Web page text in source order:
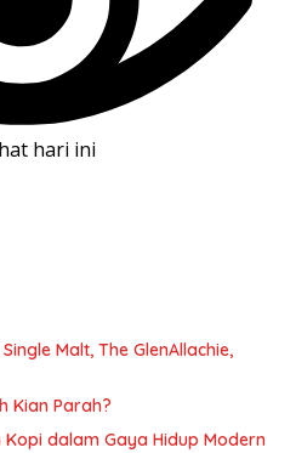
hari ini
Malt, The GlenAllachie,
Kian Parah?
Kopi dalam Gaya Hidup Modern